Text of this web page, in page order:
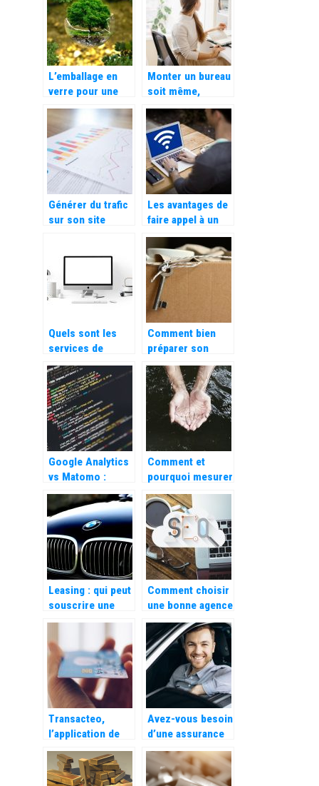
professionnels ?
L’emballage en
verre pour une
conservation
écologique
Monter un bureau
soit même,
comment réussir
?
Générer du trafic
sur son site
Les avantages de
faire appel à un
cabinet
d’expertise
sociale
Quels sont les
services de
marketing en
ligne les plus
demandés dans
les agences
web ?
Comment bien
préparer son
déménagement ?
Google Analytics
vs Matomo :
lequel choisir
Comment et
pourquoi mesurer
la qualite de mon
eau ?
Leasing : qui peut
souscrire une
location longue
Comment choisir
une bonne agence
SEO ?
Transacteo,
l’application de
paiement qui
simplifie vos
transactions
Avez-vous besoin
d’une assurance
auto tous risques